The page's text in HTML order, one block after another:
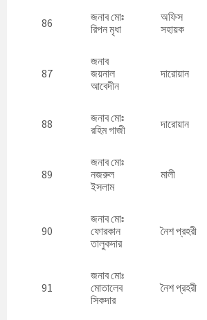
86
জনাব মোঃ
রিপন মৃধা
অফিস
সহায়ক
87
জনাব
জয়নাল
আবেদীন
দারোয়ান
88
জনাব মোঃ
রহিম গাজী
দারোয়ান
89
জনাব মোঃ
নজরুল
ইসলাম
মালী
90
জনাব মোঃ
ফোরকান
তালুকদার
নৈশ প্রহরী
91
জনাব মোঃ
মোতালেব
সিকদার
নৈশ প্রহরী